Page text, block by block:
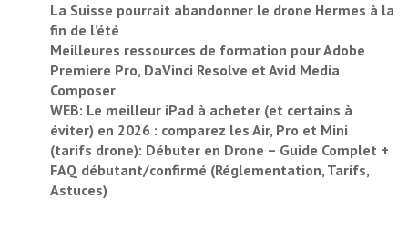
La Suisse pourrait abandonner le drone Hermes à la
fin de l’été
Meilleures ressources de formation pour Adobe
Premiere Pro, DaVinci Resolve et Avid Media
Composer
WEB: Le meilleur iPad à acheter (et certains à
éviter) en 2026 : comparez les Air, Pro et Mini
(tarifs drone): Débuter en Drone – Guide Complet +
FAQ débutant/confirmé (Réglementation, Tarifs,
Astuces)